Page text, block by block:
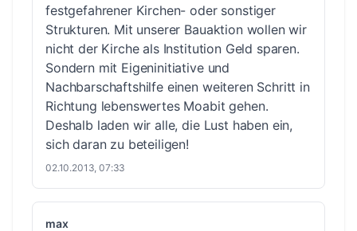
festgefahrener Kirchen- oder sonstiger
Strukturen. Mit unserer Bauaktion wollen wir
nicht der Kirche als Institution Geld sparen.
Sondern mit Eigeninitiative und
Nachbarschaftshilfe einen weiteren Schritt in
Richtung lebenswertes Moabit gehen.
Deshalb laden wir alle, die Lust haben ein,
sich daran zu beteiligen!
02.10.2013, 07:33
max